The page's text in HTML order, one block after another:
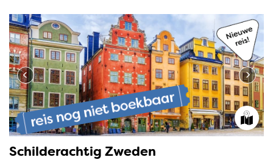
Schilderachtig Zweden